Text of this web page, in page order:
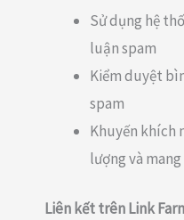
Sử dụng hệ
luận spam
Kiểm duyệt
spam
Khuyến khích
lượng và
Liên kết trên Link